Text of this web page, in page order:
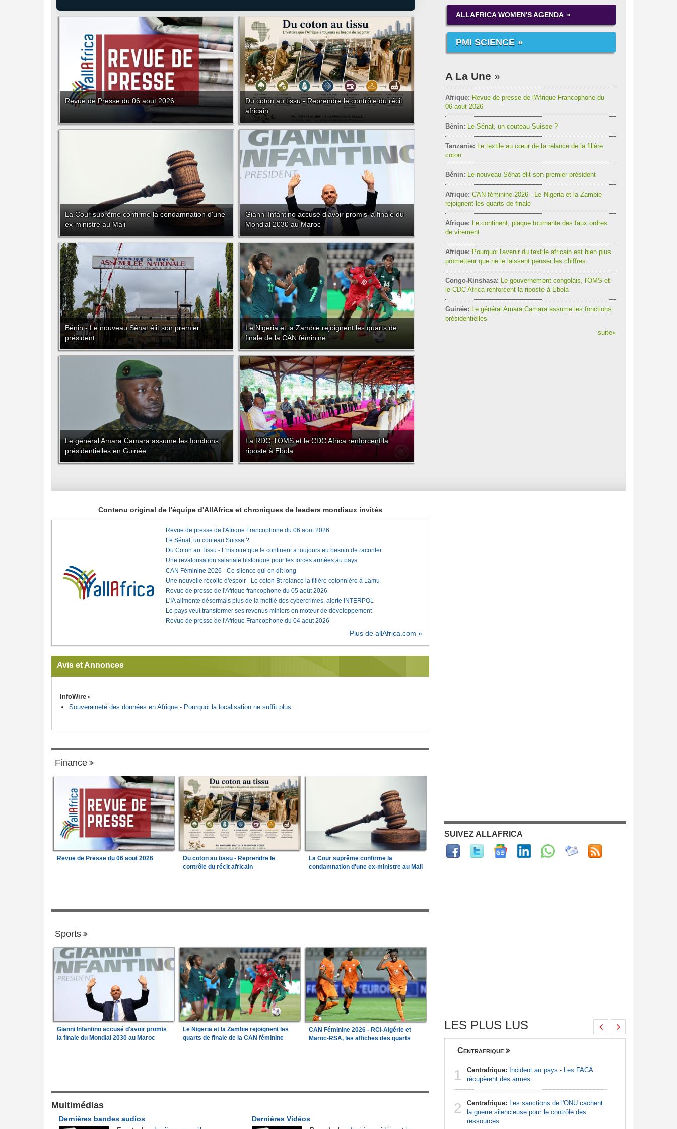
Revue de Presse du 06 aout 2026
Du coton au tissu - Reprendre le contrôle du récit
africain
La Cour suprême confirme la condamnation d'une
ex-ministre au Mali
Gianni Infantino accusé d'avoir promis la finale du
Mondial 2030 au Maroc
Bénin - Le nouveau Sénat élit son premier
président
Le Nigeria et la Zambie rejoignent les quarts de
finale de la CAN féminine
Le général Amara Camara assume les fonctions
présidentielles en Guinée
La RDC, l'OMS et le CDC Africa renforcent la
riposte à Ebola
ALLAFRICA WOMEN'S AGENDA
PMI SCIENCE
A La Une
Afrique: Revue de presse de l'Afrique Francophone du
06 aout 2026
Bénin: Le Sénat, un couteau Suisse ?
Tanzanie: Le textile au cœur de la relance de la filière
coton
Bénin: Le nouveau Sénat élit son premier président
Afrique: CAN féminine 2026 - Le Nigeria et la Zambie
rejoignent les quarts de finale
Afrique: Le continent, plaque tournante des faux ordres
de virement
Afrique: Pourquoi l'avenir du textile africain est bien plus
prometteur que ne le laissent penser les chiffres
Congo-Kinshasa: Le gouvernement congolais, l'OMS et
le CDC Africa renforcent la riposte à Ebola
Guinée: Le général Amara Camara assume les fonctions
présidentielles
suite»
Contenu original de l'équipe d'AllAfrica et chroniques de leaders mondiaux invités
Revue de presse de l'Afrique Francophone du 06 aout 2026
Le Sénat, un couteau Suisse ?
Du Coton au Tissu - L'histoire que le continent a toujours eu besoin de raconter
Une revalorisation salariale historique pour les forces armées au pays
CAN Féminine 2026 - Ce silence qui en dit long
Une nouvelle récolte d'espoir - Le coton Bt relance la filière cotonnière à Lamu
Revue de presse de l'Afrique francophone du 05 août 2026
L'IA alimente désormais plus de la moitié des cybercrimes, alerte INTERPOL
Le pays veut transformer ses revenus miniers en moteur de développement
Revue de presse de l'Afrique Francophone du 04 aout 2026
Plus de allAfrica.com »
Avis et Annonces
InfoWire
Souveraineté des données en Afrique - Pourquoi la localisation ne suffit plus
Finance
Revue de Presse du 06 aout 2026
Du coton au tissu - Reprendre le
contrôle du récit africain
La Cour suprême confirme la
condamnation d'une ex-ministre au Mali
Sports
Gianni Infantino accusé d'avoir promis
la finale du Mondial 2030 au Maroc
Le Nigeria et la Zambie rejoignent les
quarts de finale de la CAN féminine
CAN Féminine 2026 - RCI-Algérie et
Maroc-RSA, les affiches des quarts
Multimédias
Dernières Vidéos
Dernières bandes audios
SUIVEZ ALLAFRICA
LES PLUS LUS
en liquidation,
2
Centrafrique
1 Centrafrique: Incident au pays - Les FACA
récupèrent des armes
2 Centrafrique: Les sanctions de l'ONU cachent
la guerre silencieuse pour le contrôle des
ressources